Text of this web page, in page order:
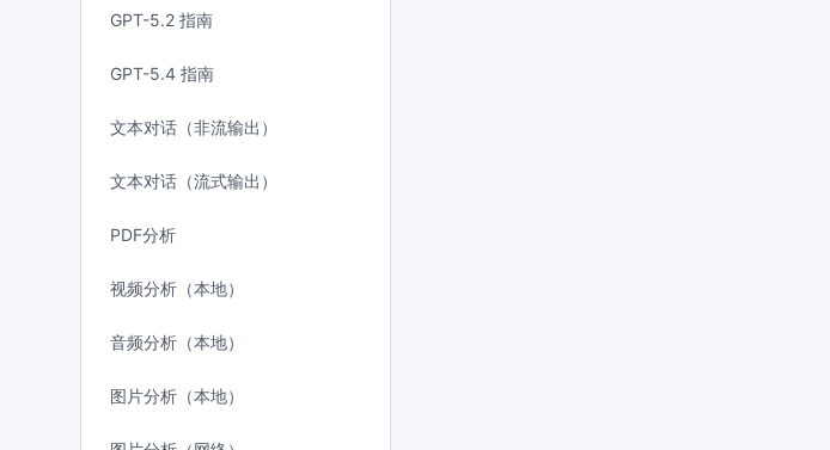
GPT-5.2 指南
GPT-5.4 指南
文本对话（非流输出）
文本对话（流式输出）
PDF分析
视频分析（本地）
音频分析（本地）
图片分析（本地）